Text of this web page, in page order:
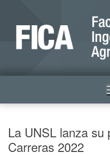
La UNSL lanza su
Carreras 2022